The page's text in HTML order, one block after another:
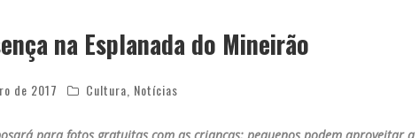
D
ESIGNER MINEIRA LANÇA JOGO EDUCATIVO SOBRE COLETA SELETIVA NA MAIOR FEIRA DE JOGOS DE TABULEIRO DA AMÉRICA LATINA
na Esplanada do Mineirão
de 2017 Cultura Notícias